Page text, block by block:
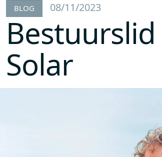
BLOG 08/11/2023
Solar